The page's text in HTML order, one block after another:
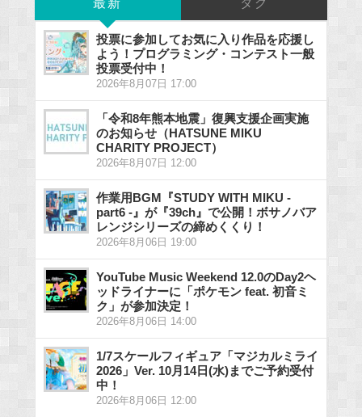
最新 タグ
投票に参加してお気に入り作品を応援し
よう！プログラミング・コンテスト一般
投票受付中！
2026年8月07日 17:00
「令和8年熊本地震」復興支援企画実施
のお知らせ（HATSUNE MIKU
CHARITY PROJECT）
2026年8月07日 12:00
作業用BGM『STUDY WITH MIKU -
part6 -』が『39ch』で公開！ボサノバア
レンジシリーズの締めくくり！
2026年8月06日 19:00
YouTube Music Weekend 12.0のDay2ヘ
ッドライナーに「ポケモン feat. 初音ミ
ク」が参加決定！
2026年8月06日 14:00
1/7スケールフィギュア「マジカルミライ
2026」Ver. 10月14日(水)までご予約受付
中！
2026年8月06日 12:00